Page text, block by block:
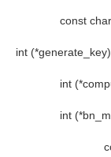
const char
int
int
int
const